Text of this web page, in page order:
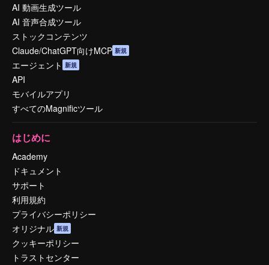
AI 動画生成ツール
AI 音声合成ツール
ストックコンテンツ
Claude/ChatGPT向けMCP 新規
エージェント 新規
API
モバイルアプリ
すべてのMagnificツール
はじめに
Academy
ドキュメント
サポート
利用規約
プライバシーポリシー
オリジナル 新規
クッキーポリシー
トラストセンター